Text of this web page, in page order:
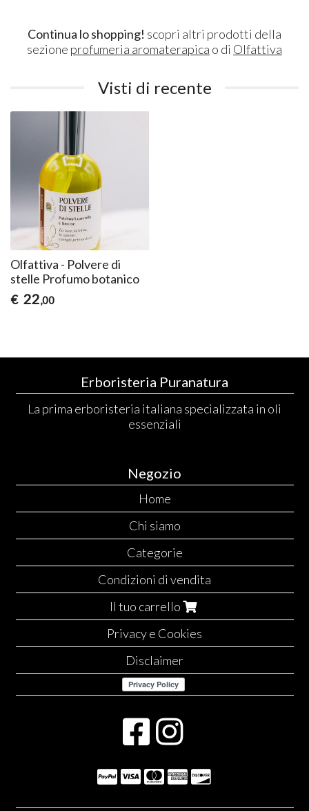
Continua lo shopping! scopri altri prodotti della
sezione profumeria aromaterapica o di Olfattiva
Visti di recente
Olfattiva - Polvere di
stelle Profumo botanico
€ 22,00
Erboristeria Puranatura
La prima erboristeria italiana specializzata in oli
essenziali
Negozio
Home
Chi siamo
Categorie
Condizioni di vendita
Il tuo carrello
Privacy e Cookies
Disclaimer